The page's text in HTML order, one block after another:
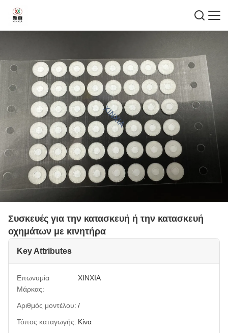
Συσκευές για την κατασκευή ή την κατασκευή
οχημάτων με κινητήρα
Key Attributes
Επωνυμία
Μάρκας:
XINXIA
Αριθμός μοντέλου: /
Τόπος καταγωγής: Κίνα